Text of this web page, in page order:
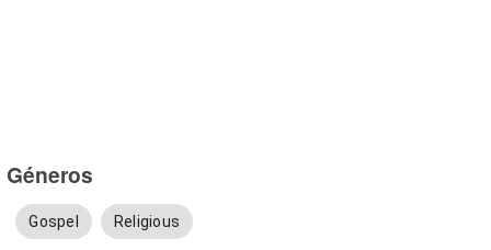
Géneros
Gospel Religious